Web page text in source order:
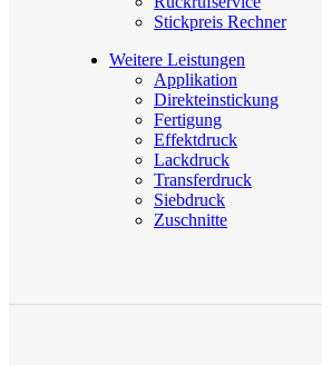
Stickpreis Rechner
Weitere Leistungen
Applikation
Direkteinstickung
Fertigung
Effektdruck
Lackdruck
Transferdruck
Siebdruck
Zuschnitte